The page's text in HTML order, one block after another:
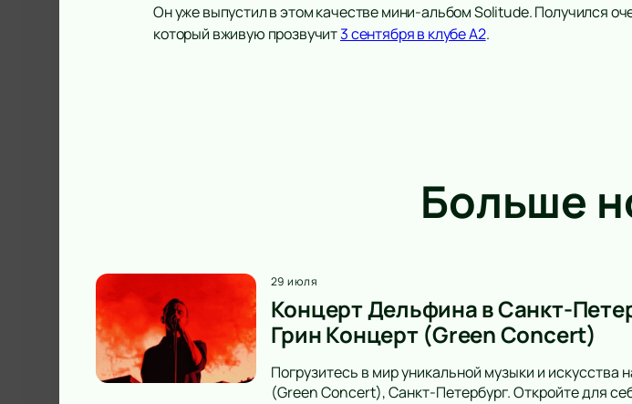
Он уже выпустил в этом качестве мини-альбом Solitude. Получился
который вживую прозвучит3 сентября в клубе А2.
Больше
29 июля
Концерт Дельфина в Санкт-
Грин Концерт (Green Concert)
Погрузитесь в мир уникальной музыки и
(Green Concert), Санкт-Петербург. Откройте для